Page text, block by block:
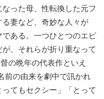
った母、性転換した元フ
妻など、奇妙な人々が
ある。一つひとつのエピ
、それらが折り重なって
の晩年の代表作といえ
前の由来を劇中で訊かれ
てもセクシー」「とって